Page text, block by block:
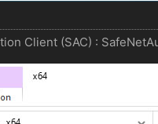
Client (SAC) :